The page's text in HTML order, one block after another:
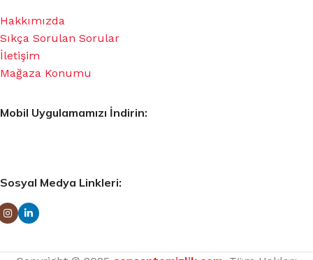
Hakkımızda
Sıkça Sorulan Sorular
İletişim
Mağaza Konumu
Mobil Uygulamamızı İndirin:
Sosyal Medya Linkleri: